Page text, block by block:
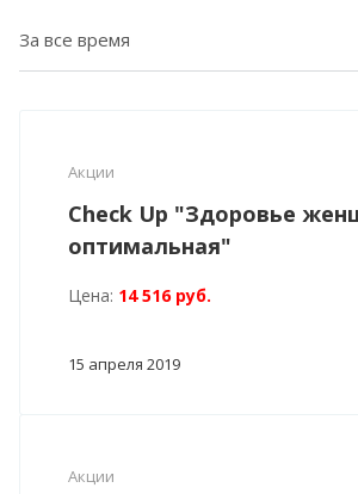
Акции
Check Up "Здоровье
оптимальная"
Цена: 14 516 руб.
15 апреля 2019
Акции